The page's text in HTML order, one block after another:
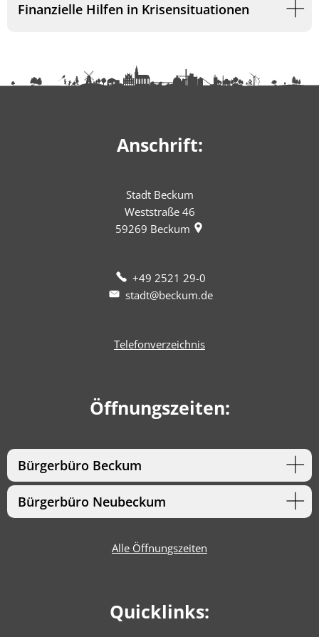
Finanzielle Hilfen in Krisensituationen
Anschrift:
Stadt Beckum
Weststraße 46
59269 Beckum
+49 2521 29-0
stadt@beckum.de
Telefonverzeichnis
Öffnungszeiten:
Bürgerbüro Beckum
Bürgerbüro Neubeckum
Alle Öffnungszeiten
Quicklinks: